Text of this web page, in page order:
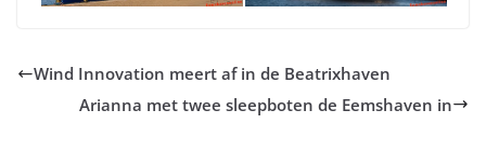
Wind Innovation meert af in de Beatrixhaven
Arianna met twee sleepboten de Eemshaven in